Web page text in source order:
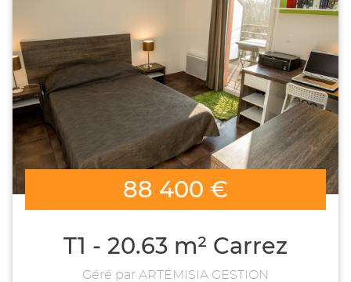
88 400 €
T1 - 20.63 m² Carrez
Géré par ARTÉMISIA GESTION